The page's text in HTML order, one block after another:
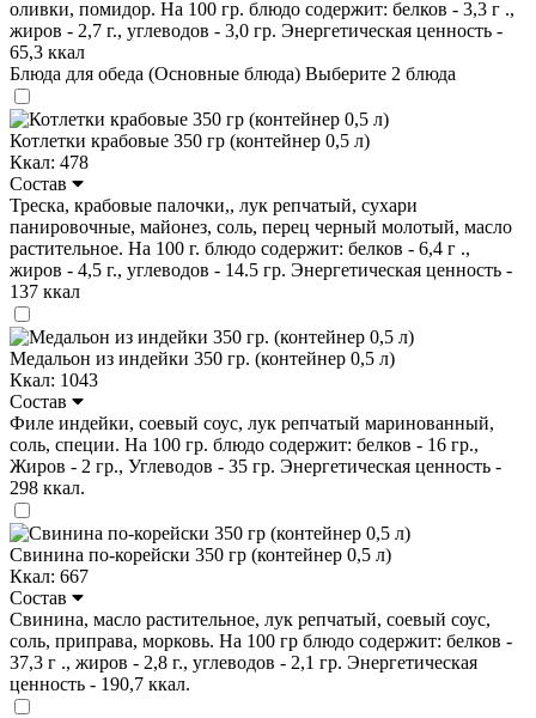
оливки, помидор. На 100 гр. блюдо содержит: белков - 3,3 г .,
жиров - 2,7 г., углеводов - 3,0 гр. Энергетическая ценность -
65,3 ккал
Блюда для обеда (Основные блюда) Выберите 2 блюда
Котлетки крабовые 350 гр (контейнер 0,5 л)
Ккал: 478
Состав
Треска, крабовые палочки,, лук репчатый, сухари
панировочные, майонез, соль, перец черный молотый, масло
растительное. На 100 г. блюдо содержит: белков - 6,4 г .,
жиров - 4,5 г., углеводов - 14.5 гр. Энергетическая ценность -
137 ккал
Медальон из индейки 350 гр. (контейнер 0,5 л)
Ккал: 1043
Состав
Филе индейки, соевый соус, лук репчатый маринованный,
соль, специи. На 100 гр. блюдо содержит: белков - 16 гр.,
Жиров - 2 гр., Углеводов - 35 гр. Энергетическая ценность -
298 ккал.
Свинина по-корейски 350 гр (контейнер 0,5 л)
Ккал: 667
Состав
Свинина, масло растительное, лук репчатый, соевый соус,
соль, приправа, морковь. На 100 гр блюдо содержит: белков -
37,3 г ., жиров - 2,8 г., углеводов - 2,1 гр. Энергетическая
ценность - 190,7 ккал.